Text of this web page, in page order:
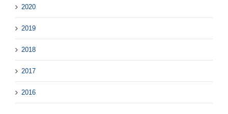
2020
2019
2018
2017
2016